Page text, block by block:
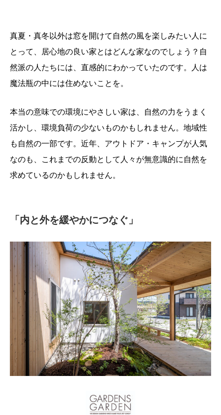
真夏・真冬以外は窓を開けて自然の風を楽しみたい人に
とって、居心地の良い家とはどんな家なのでしょう？自
然派の人たちには、直感的にわかっていたのです。人は
魔法瓶の中には住めないことを。
本当の意味での環境にやさしい家は、自然の力をうまく
活かし、環境負荷の少ないものかもしれません。地域性
も自然の一部です。近年、アウトドア・キャンプが人気
なのも、これまでの反動として人々が無意識的に自然を
求めているのかもしれません。
「内と外を緩やかにつなぐ」